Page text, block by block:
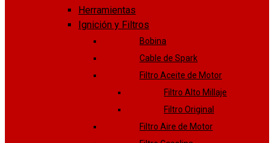
Herramientas
Ignición y Filtros
Bobina
Cable de Spark
Filtro Aceite de Motor
Filtro Alto Millaje
Filtro Original
Filtro Aire de Motor